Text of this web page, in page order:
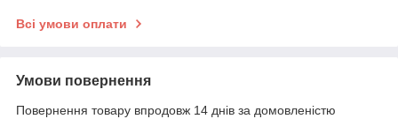
Всі умови оплати
Умови повернення
Повернення товару впродовж 14 днів за домовленістю